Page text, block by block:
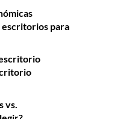
escritorios para
vs.